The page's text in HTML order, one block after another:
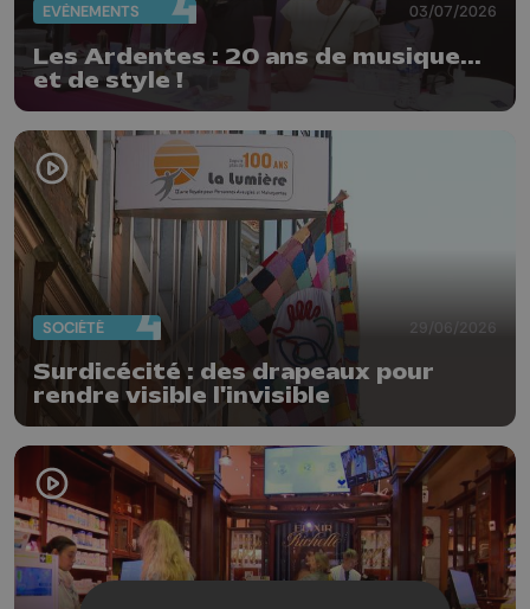
EVÈNEMENTS 03/07/2026
Les Ardentes : 20 ans de musique...
et de style !
SOCIÉTÉ 29/06/2026
Surdicécité : des drapeaux pour
rendre visible l'invisible